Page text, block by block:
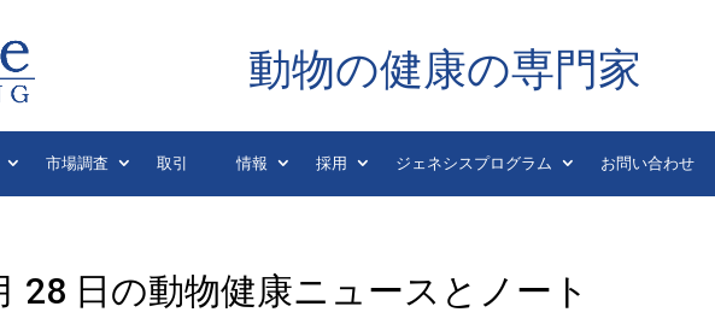
動物の健康の専門家
市場調査 取引 情報 採用 ジェネシスプログラム お問い合わせ
28 日の動物健康ニュースとノート